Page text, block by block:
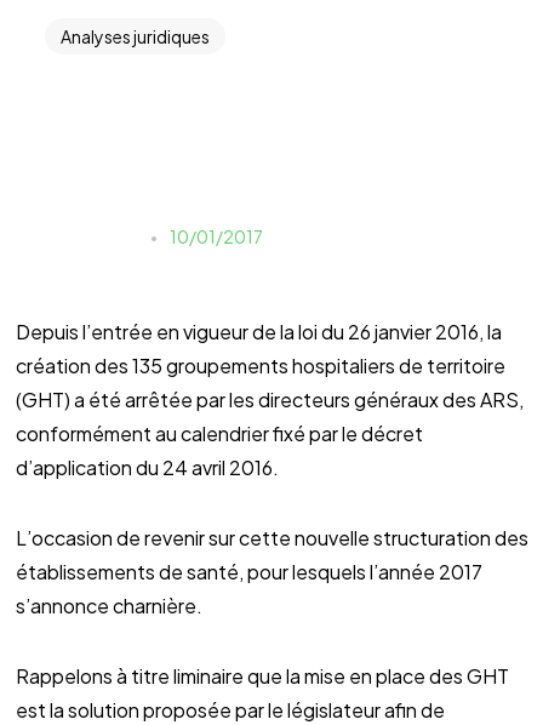
Analyses juridiques
10/01/2017
Depuis l’entrée en vigueur de la loi du 26 janvier 2016, la
création des 135 groupements hospitaliers de territoire
(GHT) a été arrêtée par les directeurs généraux des ARS,
conformément au calendrier fixé par le décret
d’application du 24 avril 2016.
L’occasion de revenir sur cette nouvelle structuration des
établissements de santé, pour lesquels l’année 2017
s’annonce charnière.
Rappelons à titre liminaire que la mise en place des GHT
est la solution proposée par le législateur afin de